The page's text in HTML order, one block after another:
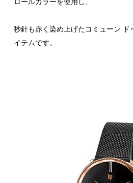
ロールカラーを使用し、
秒針も赤く染め上げたコミューン ド
イテムです。